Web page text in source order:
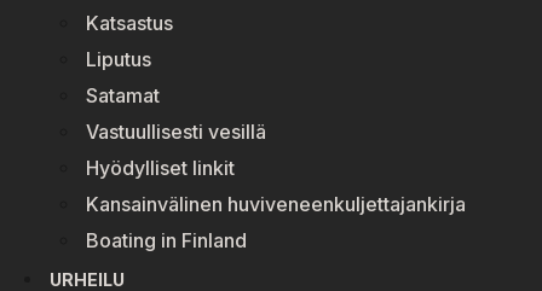
Katsastus
Liputus
Satamat
Vastuullisesti vesillä
Hyödylliset linkit
Kansainvälinen huviveneenkuljettajankirja
Boating in Finland
URHEILU